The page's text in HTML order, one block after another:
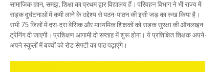
सामाजिक ज्ञान, समझ, शिक्षा का प्रथम द्वार विद्यालय हैं। परिवहन विभाग ने भी राज्य में
सड़क दुर्घटनाओं में कमी लाने के उद्देश्य से पठन-पाठन की इसी जड़ का रुख किया है।
सभी 75 जिलों में दस-दस बेसिक और माध्यमिक शिक्षकों को सड़क सुरक्षा की ऑनलाइन
ट्रेनिंग दी जाएगी। प्रशिक्षण आगामी दो सप्ताह में शुरू होगा। ये प्रशिक्षित शिक्षक अपने-
अपने स्कूलों में बच्चों को रोड सेफ्टी का पाठ पढ़ाएंगे।